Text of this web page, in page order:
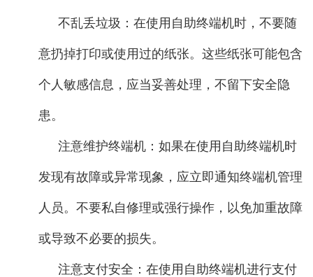
不乱丢垃圾：在使用自助终端机时，不要随
意扔掉打印或使用过的纸张。这些纸张可能包含
个人敏感信息，应当妥善处理，不留下安全隐
患。
注意维护终端机：如果在使用自助终端机时
发现有故障或异常现象，应立即通知终端机管理
人员。不要私自修理或强行操作，以免加重故障
或导致不必要的损失。
注意支付安全：在使用自助终端机进行支付